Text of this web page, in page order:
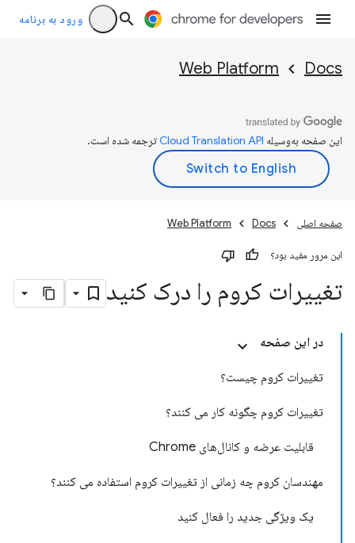
ورود به برنامه
Docs
Web Platform
این صفحه به‌وسیله ترجمه شده است.
صفحه اصلی Docs
Web Platform
این مرور مفید بود؟
تغییرات کروم را درک کنید
در این صفحه
تغییرات کروم چیست؟
تغییرات کروم چگونه کار می کنند؟
قابلیت عرضه و کانال‌های Chrome
مهندسان کروم چه زمانی از تغییرات کروم استفاده می کنند؟
یک ویژگی جدید را فعال کنید